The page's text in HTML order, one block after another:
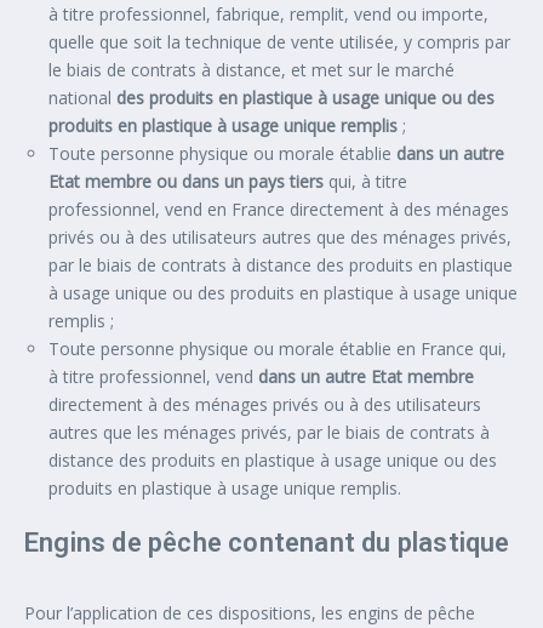
à titre professionnel, fabrique, remplit, vend ou importe,
quelle que soit la technique de vente utilisée, y compris par
le biais de contrats à distance, et met sur le marché
national des produits en plastique à usage unique ou des
produits en plastique à usage unique remplis ;
Toute personne physique ou morale établie dans un autre
Etat membre ou dans un pays tiers qui, à titre
professionnel, vend en France directement à des ménages
privés ou à des utilisateurs autres que des ménages privés,
par le biais de contrats à distance des produits en plastique
à usage unique ou des produits en plastique à usage unique
remplis ;
Toute personne physique ou morale établie en France qui,
à titre professionnel, vend dans un autre Etat membre
directement à des ménages privés ou à des utilisateurs
autres que les ménages privés, par le biais de contrats à
distance des produits en plastique à usage unique ou des
produits en plastique à usage unique remplis.
Engins de pêche contenant du plastique
Pour l’application de ces dispositions, les engins de pêche